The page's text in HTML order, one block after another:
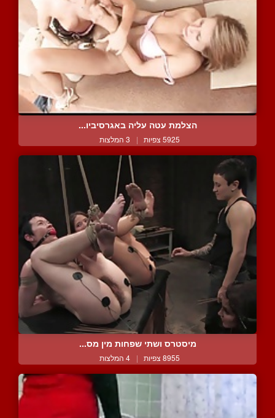
הצלמת עטה עליה באגרסיביו...
5925 צפיות | 3 המלצות
מיסטרס ושתי שפחות מין מס...
8955 צפיות | 4 המלצות